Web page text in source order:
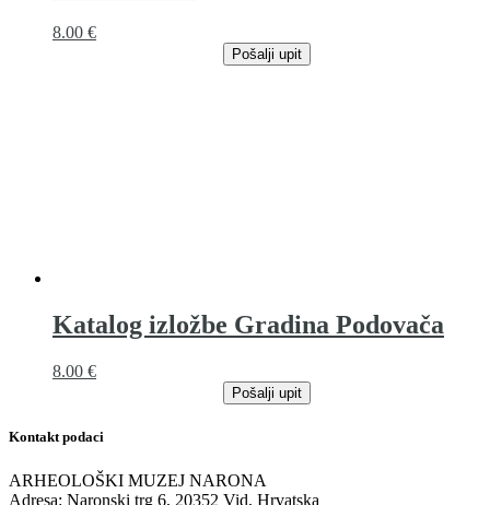
8.00 €
Pošalji upit
Katalog izložbe Gradina Podovača
8.00 €
Pošalji upit
Kontakt podaci
ARHEOLOŠKI MUZEJ NARONA
Adresa: Naronski trg 6, 20352 Vid, Hrvatska